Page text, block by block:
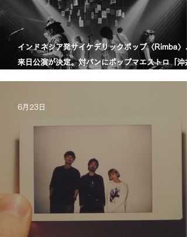
インドネシア発サイケデリックポップ〈Rimba〉
来日公演が決定。対バンにポップマエストロ「沖
台演出。
6月23日